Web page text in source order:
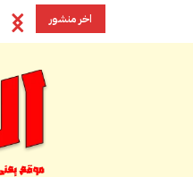
اخر منشور